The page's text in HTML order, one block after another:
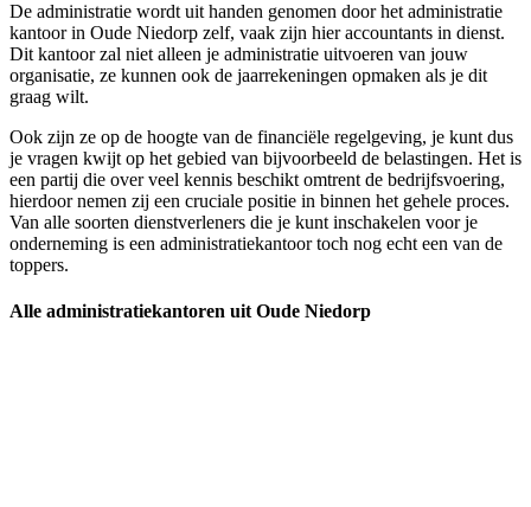
De administratie wordt uit handen genomen door het administratie
kantoor in Oude Niedorp zelf, vaak zijn hier accountants in dienst.
Dit kantoor zal niet alleen je administratie uitvoeren van jouw
organisatie, ze kunnen ook de jaarrekeningen opmaken als je dit
graag wilt.
Ook zijn ze op de hoogte van de financiële regelgeving, je kunt dus
je vragen kwijt op het gebied van bijvoorbeeld de belastingen. Het is
een partij die over veel kennis beschikt omtrent de bedrijfsvoering,
hierdoor nemen zij een cruciale positie in binnen het gehele proces.
Van alle soorten dienstverleners die je kunt inschakelen voor je
onderneming is een administratiekantoor toch nog echt een van de
toppers.
Alle administratiekantoren uit Oude Niedorp